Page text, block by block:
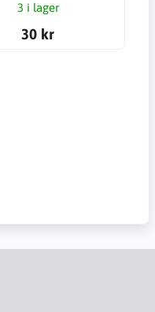
3 i lager
30 kr